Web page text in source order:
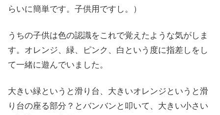
らいに簡単です。子供用ですし。）
うちの子供は色の認識をこれで覚えたような気がしま
す。オレンジ、緑、ピンク、白という度に指差しをし
て一緒に遊んでいました。
大きい緑というと滑り台、大きいオレンジというと滑
り台の座る部分？とバンバンと叩いて、大きい小さい